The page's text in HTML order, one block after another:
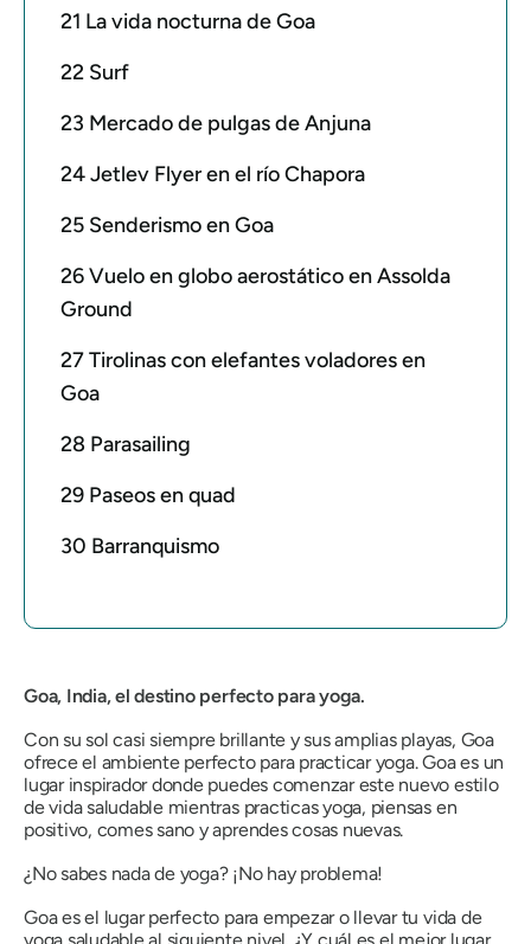
21 La vida nocturna de Goa
22 Surf
23 Mercado de pulgas de Anjuna
24 Jetlev Flyer en el río Chapora
25 Senderismo en Goa
26 Vuelo en globo aerostático en Assolda
Ground
27 Tirolinas con elefantes voladores en
Goa
28 Parasailing
29 Paseos en quad
30 Barranquismo
Goa, India, el destino perfecto para yoga.
Con su sol casi siempre brillante y sus amplias playas, Goa
ofrece el ambiente perfecto para practicar yoga. Goa es un
lugar inspirador donde puedes comenzar este nuevo estilo
de vida saludable mientras practicas yoga, piensas en
positivo, comes sano y aprendes cosas nuevas.
¿No sabes nada de yoga? ¡No hay problema!
Goa es el lugar perfecto para empezar o llevar tu vida de